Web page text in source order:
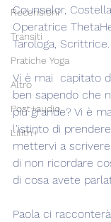
Recensioni
Transiti
Pratiche Yoga
Altro
Post+audio
Lilith+
Counselor,
Operatrice
Tarologa, Scrittrice.
Vi è mai  capitato
ben sapendo che
più grande? Vi è
l'istinto di
mettervi a
di non ricordare
di cosa avete
Paola ci